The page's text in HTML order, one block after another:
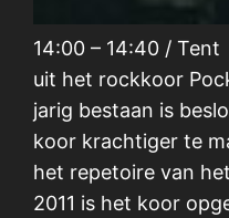
14:00 – 14:40 /
uit het rockkoor
jarig bestaan is
koor krachtiger te
het repetoire van
2011 is het koor